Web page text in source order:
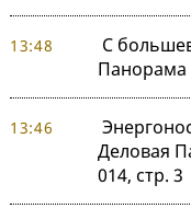
13:48
C
Панорама
13:46
Деловая
014, стр. 3